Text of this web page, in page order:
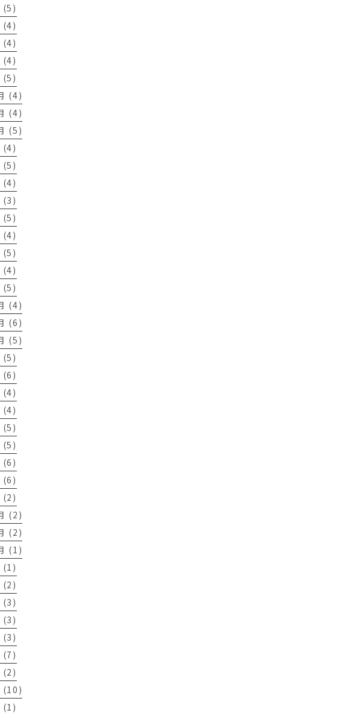
(5)
(4)
(4)
(4)
(5)
(4)
(4)
(5)
(4)
(5)
(4)
(3)
(5)
(4)
(5)
(4)
(5)
(4)
(6)
(5)
(5)
(6)
(4)
(4)
(5)
(5)
(6)
(6)
(2)
(2)
(2)
(1)
(1)
(2)
(3)
(3)
(3)
(7)
(2)
(10)
(1)